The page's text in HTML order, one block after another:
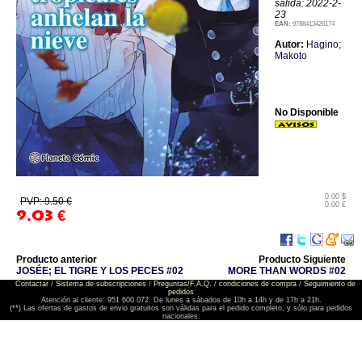
salida: 2022-2-
23
EAN: 9788413426174
Autor: Hagino;
Makoto
PVP: 9.50 €
9.03 €
0.00 $
0.00 £
No Disponible
Producto anterior
JOSÉE; EL TIGRE Y LOS PECES #02
Producto Siguiente
MORE THAN WORDS #02
Contactar/ Sistema de subscripciones/ Preguntas/F.A.Q. / condiciones de compra/ Seguimiento de
pedidos
Atención al cliente: 951 600 072. De lunes a sábados de 10h a 14h y de 17h a 21h.
(**) Las ofertas de gastos de envio gratuitos son válidas para el pedido completo, y sólo para pedidos
nacionales.